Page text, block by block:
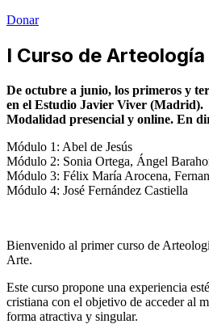
Donar
I Curso de Arteología
De octubre a junio, los primeros y
en el Estudio Javier Viver (Madrid).
Modalidad presencial y online. En
Módulo 1: Abel de Jesús
Módulo 2: Sonia Ortega, Ángel
Módulo 3: Félix María Arocena,
Módulo 4: José Fernández Castiella
Bienvenido al primer curso de
Arte.
Este curso propone una experiencia
cristiana con el objetivo de acceder al
forma atractiva y singular.